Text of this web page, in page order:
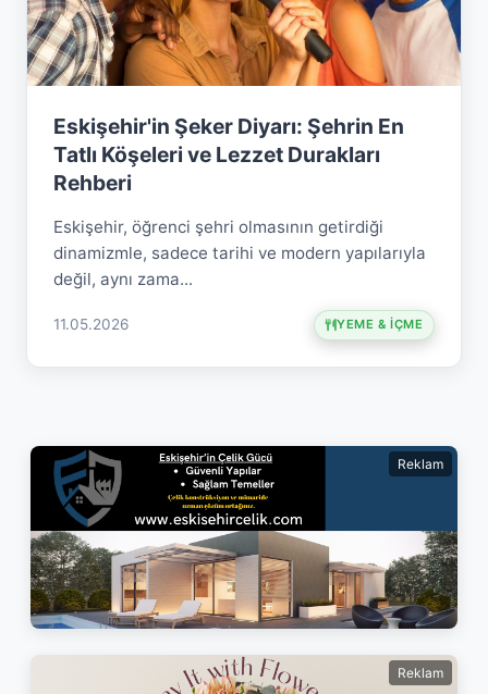
Eskişehir'in Şeker Diyarı: Şehrin En
Tatlı Köşeleri ve Lezzet Durakları
Rehberi
Eskişehir, öğrenci şehri olmasının getirdiği
dinamizmle, sadece tarihi ve modern yapılarıyla
değil, aynı zama...
11.05.2026 YEME & İÇME
Reklam
Reklam